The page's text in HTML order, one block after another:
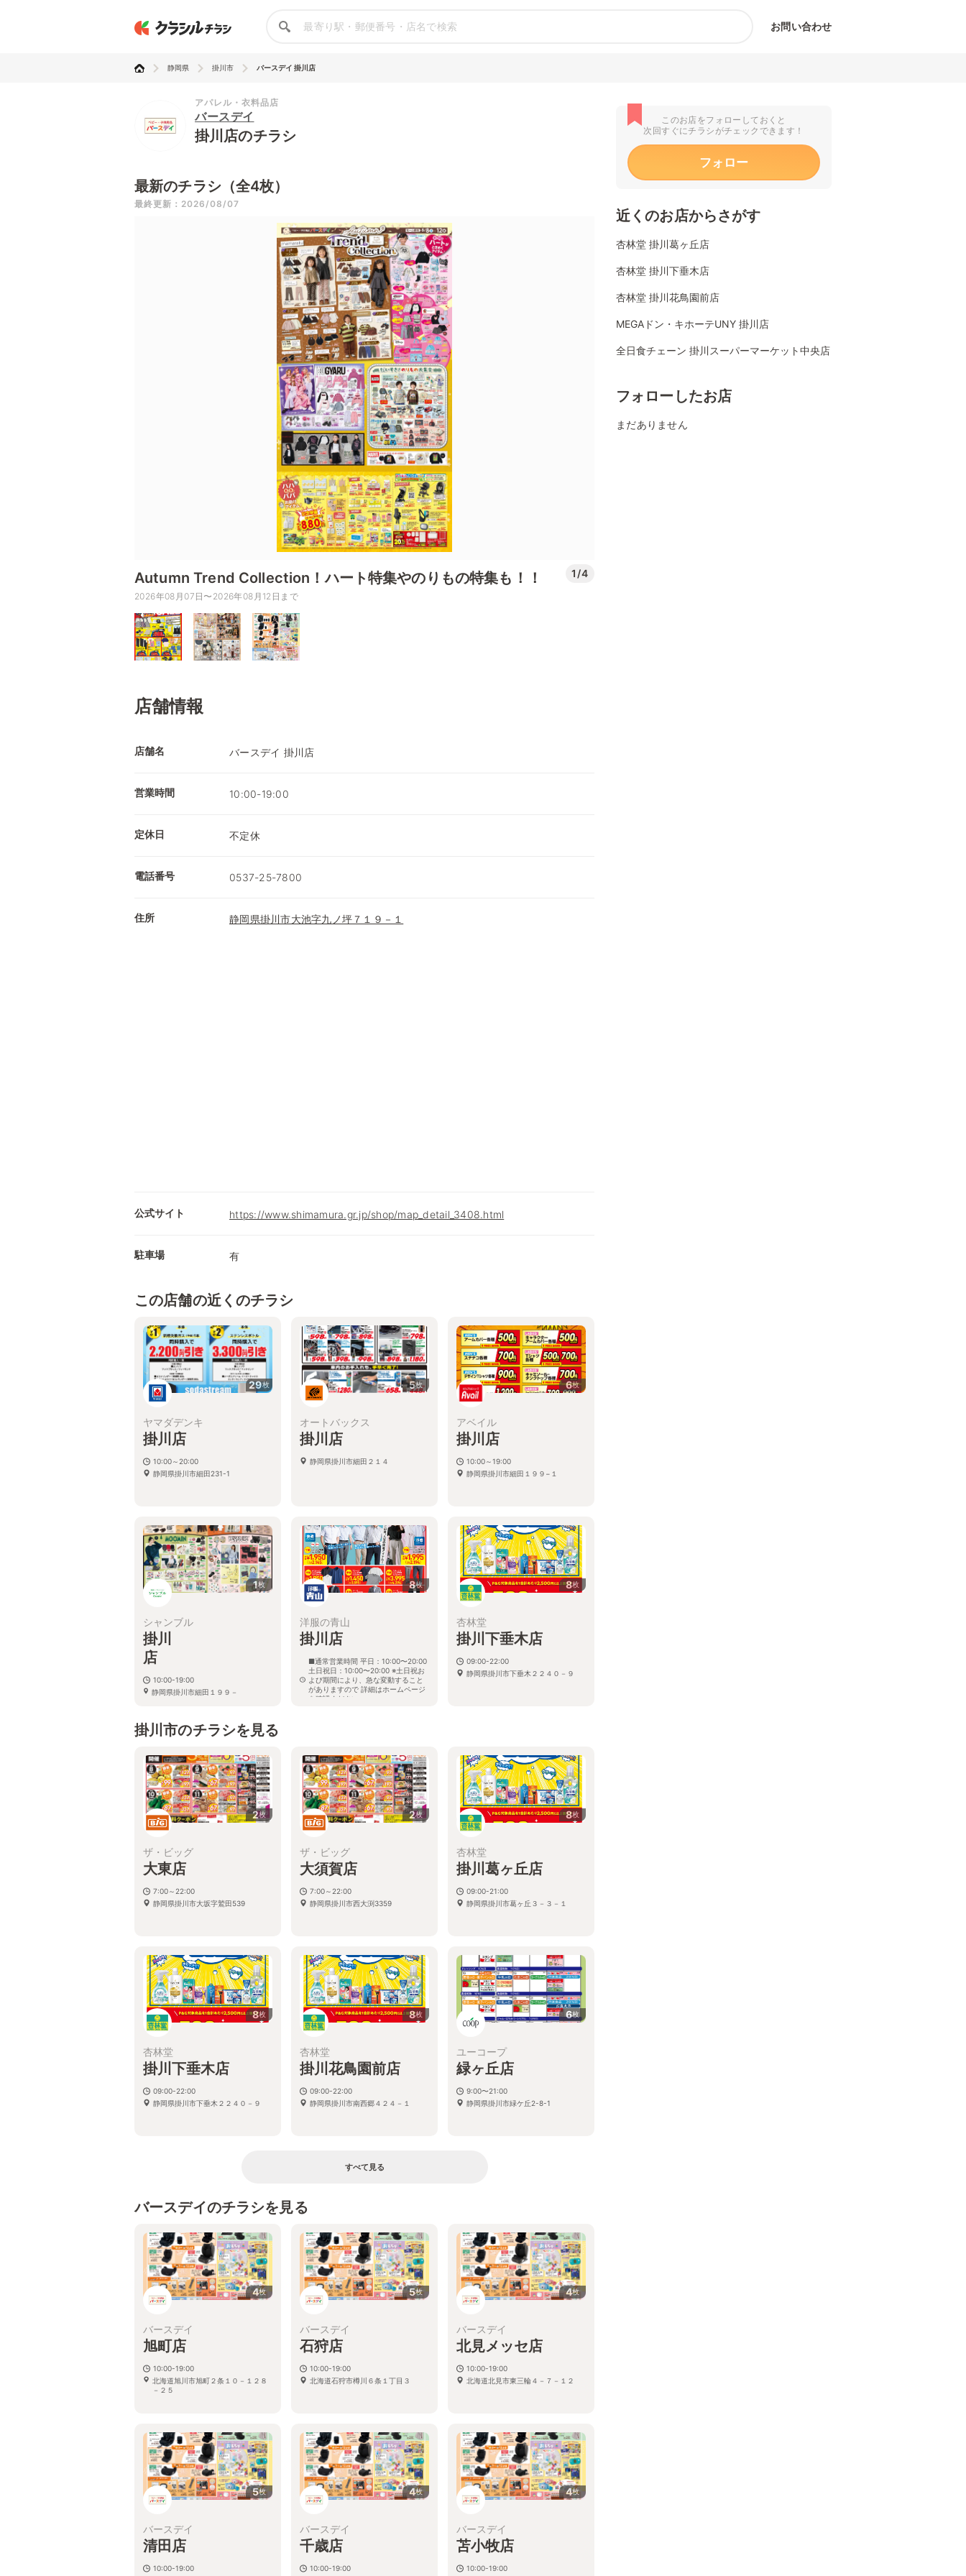
お問い合わせ
静岡県 掛川市 バースデイ 掛川店
アパレル・衣料品店
バースデイ
掛川店のチラシ
最新のチラシ（全4枚）
最終更新：2026/08/07
Autumn Trend Collection！ハート特集やのりもの特集も！！ 1/4
2026年08月07日〜2026年08月12日まで
店舗情報
店舗名 バースデイ 掛川店
営業時間 10:00-19:00
定休日 不定休
電話番号 0537-25-7800
住所 静岡県掛川市大池字九ノ坪７１９－１
公式サイト https://www.shimamura.gr.jp/shop/map_detail_3408.html
駐車場 有
この店舗の近くのチラシ
29枚
ヤマダデンキ
掛川店
10:00～20:00
静岡県掛川市細田231-1
5枚
オートバックス
掛川店
静岡県掛川市細田２１４
6枚
アベイル
掛川店
10:00～19:00
静岡県掛川市細田１９９−１
1枚
シャンブル
掛川
店
10:00-19:00
静岡県掛川市細田１９９－
8枚
洋服の青山
掛川店
■通常営業時間 平日：10:00〜20:00
土日祝日：10:00〜20:00 ※土日祝お
よび期間により、急な変動すること
がありますので 詳細はホームページ
を確認ください
8枚
杏林堂
掛川下垂木店
09:00-22:00
静岡県掛川市下垂木２２４０－９
掛川市のチラシを見る
2枚
ザ・ビッグ
大東店
7:00～22:00
静岡県掛川市大坂字鷲田539
2枚
ザ・ビッグ
大須賀店
7:00～22:00
静岡県掛川市西大渕3359
8枚
杏林堂
掛川葛ヶ丘店
09:00-21:00
静岡県掛川市葛ヶ丘３－３－１
8枚
杏林堂
掛川下垂木店
09:00-22:00
静岡県掛川市下垂木２２４０－９
8枚
杏林堂
掛川花鳥園前店
09:00-22:00
静岡県掛川市南西郷４２４－１
6枚
ユーコープ
緑ヶ丘店
9:00〜21:00
静岡県掛川市緑ケ丘2-8-1
すべて見る
バースデイのチラシを見る
4枚
バースデイ
旭町店
10:00-19:00
北海道旭川市旭町２条１０－１２８
－２５
5枚
バースデイ
石狩店
10:00-19:00
北海道石狩市樽川６条１丁目３
4枚
バースデイ
北見メッセ店
10:00-19:00
北海道北見市東三輪４－７－１２
5枚
バースデイ
清田店
10:00-19:00
4枚
バースデイ
千歳店
10:00-19:00
4枚
バースデイ
苫小牧店
10:00-19:00
このお店をフォローしておくと
次回すぐにチラシがチェックできます！
フォロー
近くのお店からさがす
杏林堂 掛川葛ヶ丘店
杏林堂 掛川下垂木店
杏林堂 掛川花鳥園前店
MEGAドン・キホーテUNY 掛川店
全日食チェーン 掛川スーパーマーケット中央店
フォローしたお店
まだありません